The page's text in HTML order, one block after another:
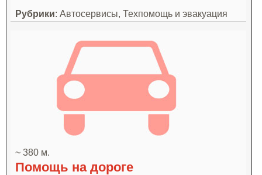
Рубрики: Автосервисы, Техпомощь и эвакуация
~ 380 м.
Помощь на дороге